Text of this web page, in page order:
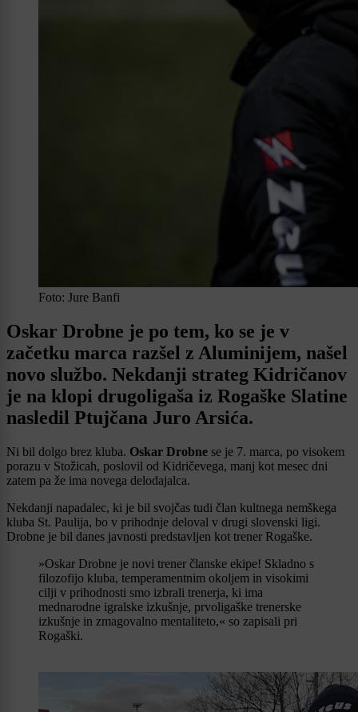
Foto: Jure Banfi
Oskar Drobne je po tem, ko se je v
začetku marca razšel z Aluminijem, našel
novo službo. Nekdanji strateg Kidričanov
je na klopi drugoligaša iz Rogaške Slatine
nasledil Ptujčana Juro Arsića.
Ni bil dolgo brez kluba. Oskar Drobne se je 7. marca, po visokem
porazu v Stožicah, poslovil od Kidričevega, manj kot mesec dni
zatem pa že ima novega delodajalca.
Nekdanji napadalec, ki je bil svojčas tudi član kultnega nemškega
kluba St. Paulija, bo v prihodnje deloval v drugi slovenski ligi.
Drobne je bil danes javnosti predstavljen kot trener Rogaške.
»Oskar Drobne je novi trener članske ekipe! Skladno s
filozofijo kluba, temperamentnim okoljem in visokimi
cilji v prihodnosti smo izbrali trenerja, ki ima
mednarodne igralske izkušnje, prvoligaške trenerske
izkušnje in zmagovalno mentaliteto,« so zapisali pri
Rogaški.